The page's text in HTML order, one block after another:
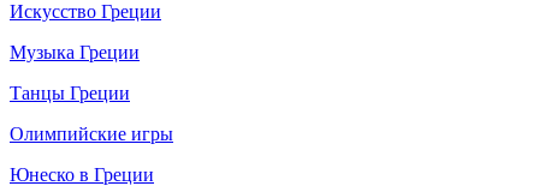
Искусство Греции
Музыка Греции
Танцы Греции
Олимпийские игры
Юнеско в Греции